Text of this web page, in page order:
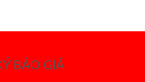
BÁO GIÁ